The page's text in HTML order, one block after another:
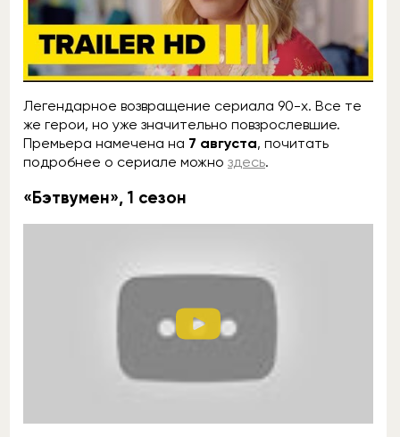
Легендарное возвращение сериала 90-х. Все те
же герои, но уже значительно повзрослевшие.
Премьера намечена на 7 августа, почитать
подробнее о сериале можно здесь.
«Бэтвумен», 1 сезон